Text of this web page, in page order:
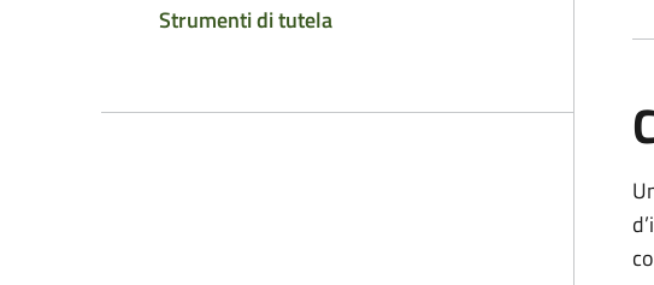
Strumenti di tutela